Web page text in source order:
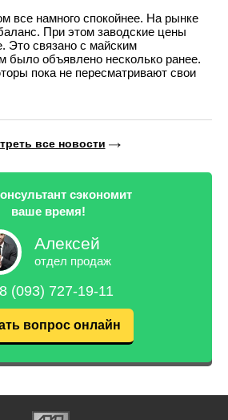
все намного спокойнее. На рынке
При этом заводские цены
Это связано с майским
было объявлено несколько ранее.
пока не пересматривают свои
все новости
сэкономит
ваше время!
Алексей
отдел продаж
(093) 727-19-11
вопрос онлайн